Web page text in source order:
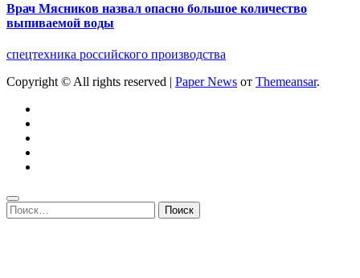
Врач Мясников назвал опасно большое количество
выпиваемой воды
спецтехника российского производства
Copyright © All rights reserved | Paper News от Themeansar.
Найти: